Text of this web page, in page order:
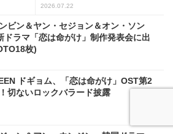
No.1に！
2026.07.22
ビン＆ヤン・セジョン＆オン・ソン
ドラマ「恋は命がけ」制作発表会に出
枚)
ドギョム、「恋は命がけ」OST第2
切ないロックバラード披露